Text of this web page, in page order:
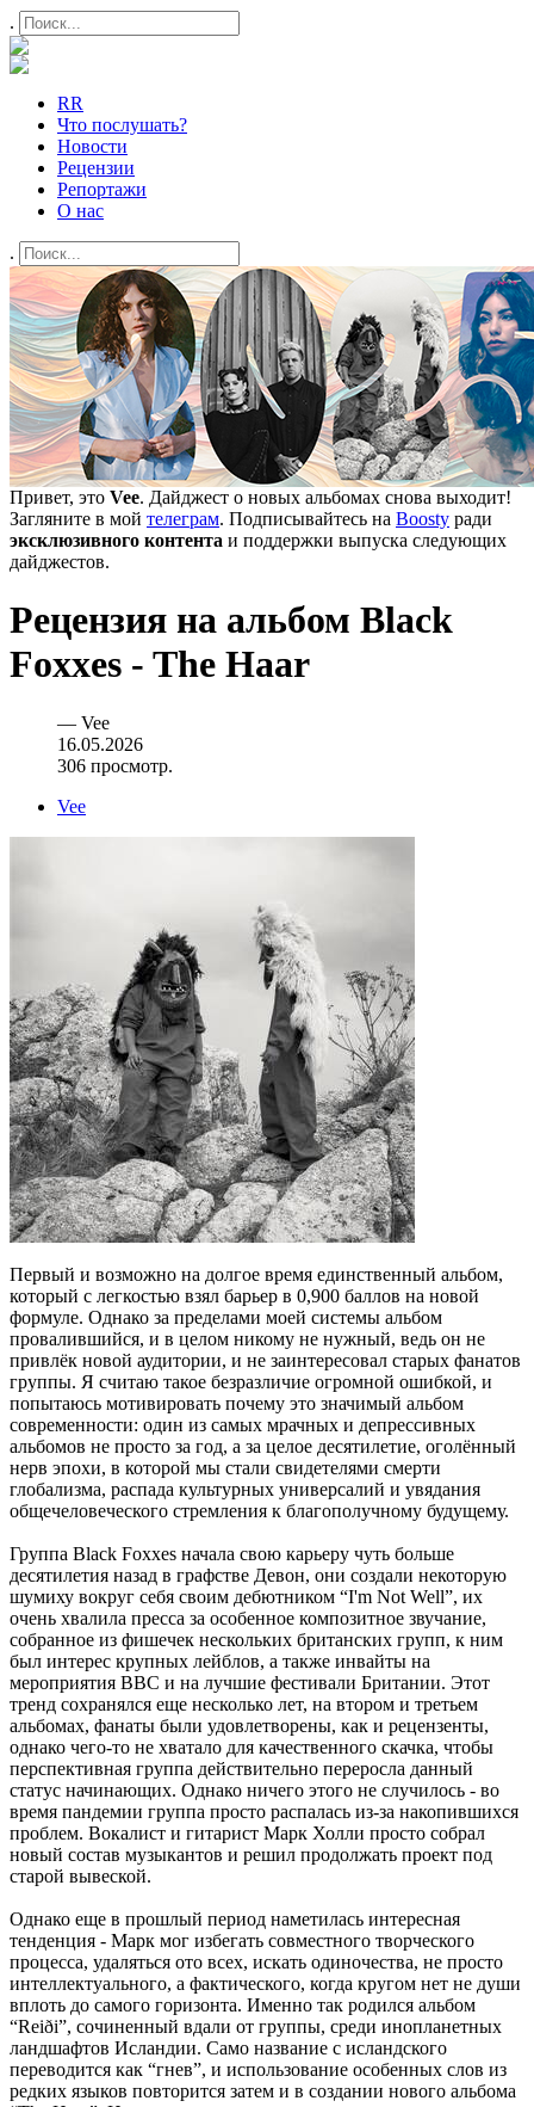
.
RR
Что послушать?
Новости
Рецензии
Репортажи
О нас
.
Привет, это Vee. Дайджест о новых альбомах снова выходит!
Загляните в мой телеграм. Подписывайтесь на Boosty ради
эксклюзивного контента и поддержки выпуска следующих
дайджестов.
Рецензия на альбом Black
Foxxes - The Haar
— Vee
16.05.2026
306 просмотр.
Vee
Первый и возможно на долгое время единственный альбом,
который с легкостью взял барьер в 0,900 баллов на новой
формуле. Однако за пределами моей системы альбом
провалившийся, и в целом никому не нужный, ведь он не
привлёк новой аудитории, и не заинтересовал старых фанатов
группы. Я считаю такое безразличие огромной ошибкой, и
попытаюсь мотивировать почему это значимый альбом
современности: один из самых мрачных и депрессивных
альбомов не просто за год, а за целое десятилетие, оголённый
нерв эпохи, в которой мы стали свидетелями смерти
глобализма, распада культурных универсалий и увядания
общечеловеческого стремления к благополучному будущему.
Группа Black Foxxes начала свою карьеру чуть больше
десятилетия назад в графстве Девон, они создали некоторую
шумиху вокруг себя своим дебютником “I'm Not Well”, их
очень хвалила пресса за особенное композитное звучание,
собранное из фишечек нескольких британских групп, к ним
был интерес крупных лейблов, а также инвайты на
мероприятия BBC и на лучшие фестивали Британии. Этот
тренд сохранялся еще несколько лет, на втором и третьем
альбомах, фанаты были удовлетворены, как и рецензенты,
однако чего-то не хватало для качественного скачка, чтобы
перспективная группа действительно переросла данный
статус начинающих. Однако ничего этого не случилось - во
время пандемии группа просто распалась из-за накопившихся
проблем. Вокалист и гитарист Марк Холли просто собрал
новый состав музыкантов и решил продолжать проект под
старой вывеской.
Однако еще в прошлый период наметилась интересная
тенденция - Марк мог избегать совместного творческого
процесса, удаляться ото всех, искать одиночества, не просто
интеллектуального, а фактического, когда кругом нет не души
вплоть до самого горизонта. Именно так родился альбом
“Reiði”, сочиненный вдали от группы, среди инопланетных
ландшафтов Исландии. Само название с исландского
переводится как “гнев”, и использование особенных слов из
редких языков повторится затем и в создании нового альбома